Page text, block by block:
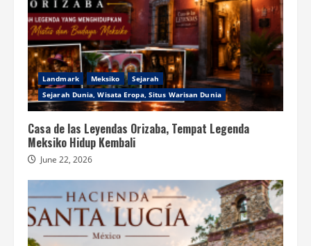
Landmark Meksiko
Sejarah
Sejarah Dunia, Wisata Eropa, Situs Warisan Dunia
Casa de las Leyendas Orizaba, Tempat Legenda
Meksiko Hidup Kembali
June 22, 2026